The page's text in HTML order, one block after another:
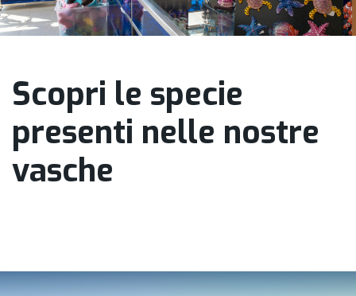
Scopri le specie
presenti nelle nostre
vasche